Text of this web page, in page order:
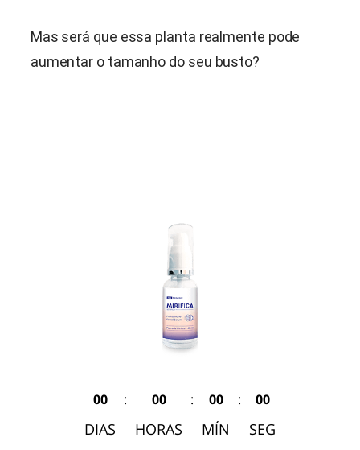
Mas será que essa planta realmente pode
aumentar o tamanho do seu busto?
00
DIAS
: 00
HORAS
: 00
MÍN
: 00
SEG